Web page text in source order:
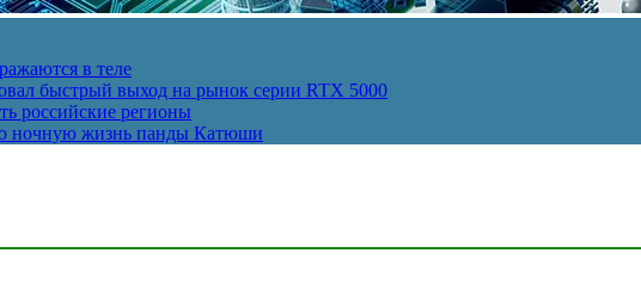
в теле
быстрый выход на рынок серии RTX 5000
российские регионы
ночную жизнь панды Катюши